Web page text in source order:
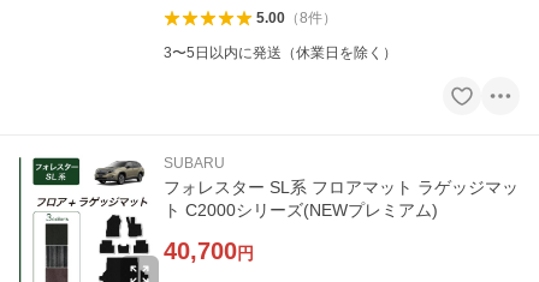
5.00（8件）
3〜5日以内に発送（休業日を除く）
SUBARU
フォレスター SL系 フロアマット ラゲッジマッ
ト C2000シリーズ(NEWプレミアム)
40,700円